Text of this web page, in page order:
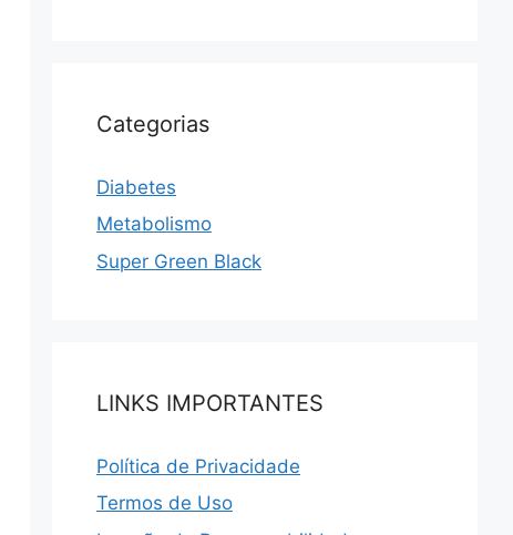
Categorias
Diabetes
Metabolismo
Super Green Black
LINKS IMPORTANTES
Política de Privacidade
Termos de Uso